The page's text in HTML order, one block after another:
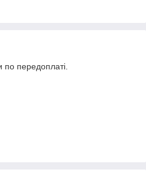
по передоплаті.